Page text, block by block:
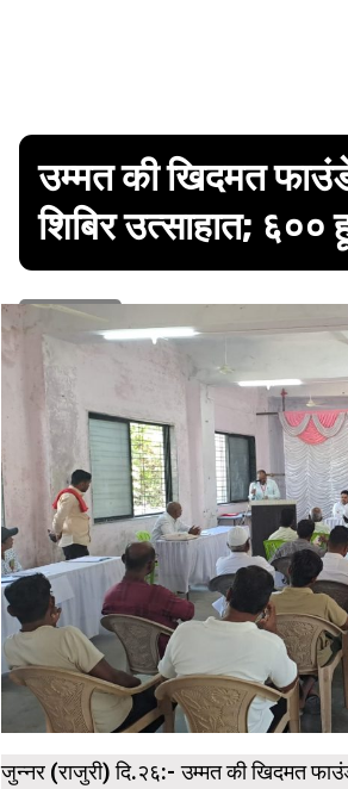
उम्मत की खिदमत
शिबिर उत्साहात; ६००
1 min read
जुन्नर (राजुरी) दि.२६:- उम्मत की खिदमत